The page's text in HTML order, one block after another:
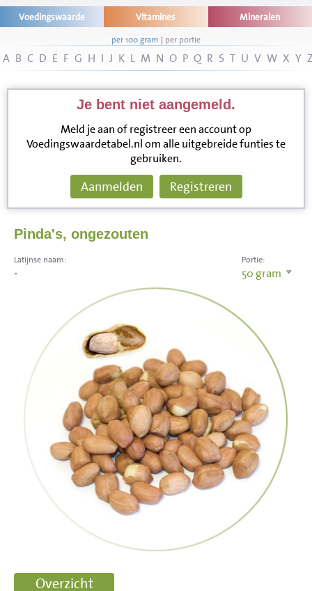
Disclaimer
Voedingswaarde Vitamines Mineralen
per 100 gram | per portie
A B C D E F G H I J K L M N O P Q R S T U V W X Y
Je bent niet aangemeld.
Meld je aan of registreer een account op
Voedingswaardetabel.nl om alle uitgebreide funties te
gebruiken.
Aanmelden Registreren
Pinda's, ongezouten
Portie:
50 gram
Latijnse naam:
-